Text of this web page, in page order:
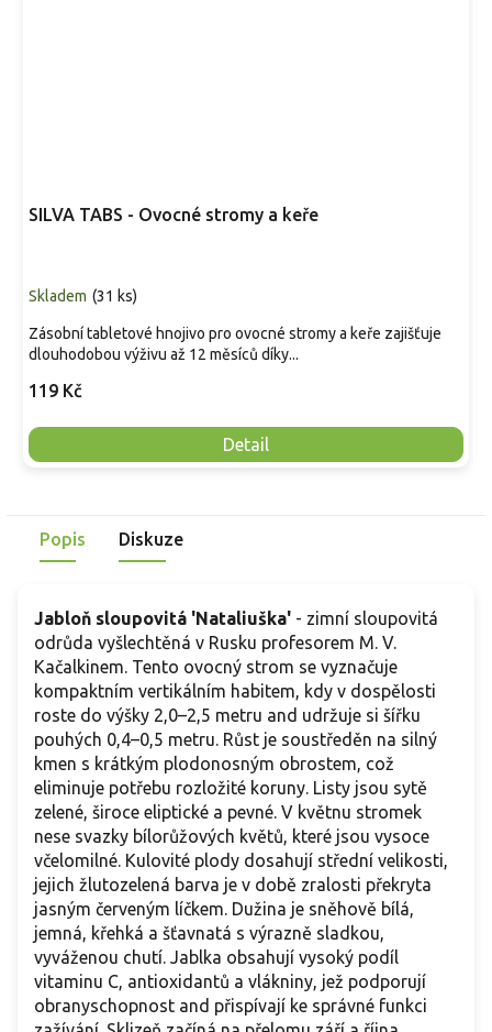
SILVA TABS - Ovocné stromy a keře
Skladem (31 ks)
119 Kč
Detail
Zásobní tabletové hnojivo pro ovocné stromy a keře zajišťuje
dlouhodobou výživu až 12 měsíců díky...
Popis Diskuze
Jabloň sloupovitá 'Nataliuška' - zimní sloupovitá
odrůda vyšlechtěná v Rusku profesorem M. V.
Kačalkinem. Tento ovocný strom se vyznačuje
kompaktním vertikálním habitem, kdy v dospělosti
roste do výšky 2,0–2,5 metru and udržuje si šířku
pouhých 0,4–0,5 metru. Růst je soustředěn na silný
kmen s krátkým plodonosným obrostem, což
eliminuje potřebu rozložité koruny. Listy jsou sytě
zelené, široce eliptické a pevné. V květnu stromek
nese svazky bílorůžových květů, které jsou vysoce
včelomilné. Kulovité plody dosahují střední velikosti,
jejich žlutozelená barva je v době zralosti překryta
jasným červeným líčkem. Dužina je sněhově bílá,
jemná, křehká a šťavnatá s výrazně sladkou,
vyváženou chutí. Jablka obsahují vysoký podíl
vitaminu C, antioxidantů a vlákniny, jež podporují
obranyschopnost and přispívají ke správné funkci